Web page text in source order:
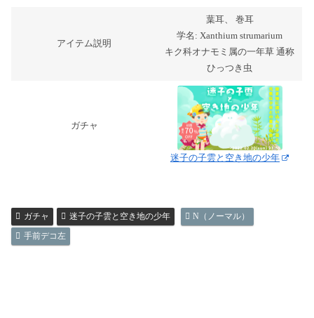
アイテム説明
葉耳、 巻耳
学名: Xanthium strumarium
キク科オナモミ属の一年草 通称
ひっつき虫
ガチャ
迷子の子雲と空き地の少年
ガチャ 迷子の子雲と空き地の少年
N（ノーマル）
手前デコ左